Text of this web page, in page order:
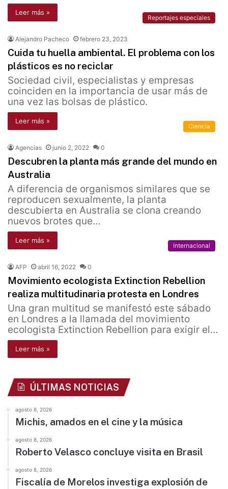
Leer más »
Reportajes especiales
Alejandro Pacheco febrero 23, 2023
Cuida tu huella ambiental. El problema con los
plásticos es no reciclar
Sociedad civil, especialistas y empresas
coinciden en la importancia de usar más de
una vez las bolsas de plástico.
Leer más »
Ciencia
Agencias junio 2, 2022 0
Descubren la planta más grande del mundo en
Australia
A diferencia de organismos similares que se
reproducen sexualmente, la planta
descubierta en Australia se clona creando
nuevos brotes que…
Leer más »
Internacional
AFP abril 16, 2022 0
Movimiento ecologista Extinction Rebellion
realiza multitudinaria protesta en Londres
Una gran multitud se manifestó este sábado
en Londres a la llamada del movimiento
ecologista Extinction Rebellion para exigir el…
Leer más »
ÚLTIMAS NOTICIAS
agosto 8, 2026
Michis, amados en el cine y la música
agosto 8, 2026
Roberto Velasco concluye visita en Brasil
agosto 8, 2026
Fiscalía de Morelos investiga explosión de